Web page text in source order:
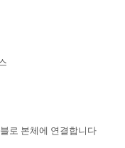
로 본체에 연결합니다